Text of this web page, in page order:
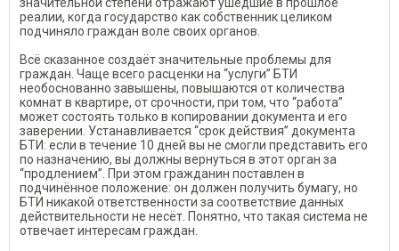
реалии, когда государство как собственник целиком
подчиняло граждан воле своих органов.
Всё сказанное создаёт значительные проблемы для
граждан. Чаще всего расценки на “услуги” БТИ
необоснованно завышены, повышаются от количества
комнат в квартире, от срочности, при том, что “работа”
может состоять только в копировании документа и его
заверении. Устанавливается “срок действия” документа
БТИ: если в течение 10 дней вы не смогли представить его
по назначению, вы должны вернуться в этот орган за
“продлением”. При этом гражданин поставлен в
подчинённое положение: он должен получить бумагу, но
БТИ никакой ответственности за соответствие данных
действительности не несёт. Понятно, что такая система не
отвечает интересам граждан.